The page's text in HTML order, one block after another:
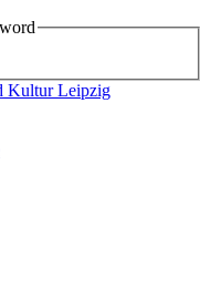
Kultur Leipzig